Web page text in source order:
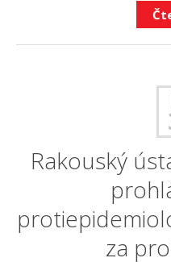
Rakouský
za